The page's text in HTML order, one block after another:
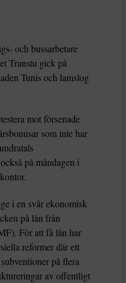
och bussarbetare
Transtu gick på
Tunis och lamslog
mot försenade
som inte har
på måndagen i
i en svår ekonomisk
på lån från
För att få lån har
reformer där ett
på flera
av offentligt